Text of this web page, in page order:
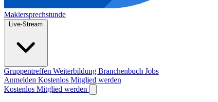
Maklersprechstunde
Live-Stream
Gruppentreffen Weiterbildung Branchenbuch Jobs
Anmelden Kostenlos Mitglied werden
Kostenlos Mitglied werden